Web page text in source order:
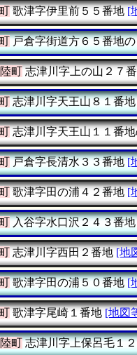
歌津字伊里前５５番地 [
戸倉字街道方６５番地
町志津川字上の山２７
志津川字天王山８１番地
志津川字天王山１１番
戸倉字長清水３３番地 [
歌津字田の浦４２番地 [
入谷字水口沢２４３番地
志津川字西田２番地 [地
歌津字田の浦５０番地 [
歌津字尾崎１番地 [地図
町志津川字上保呂毛１